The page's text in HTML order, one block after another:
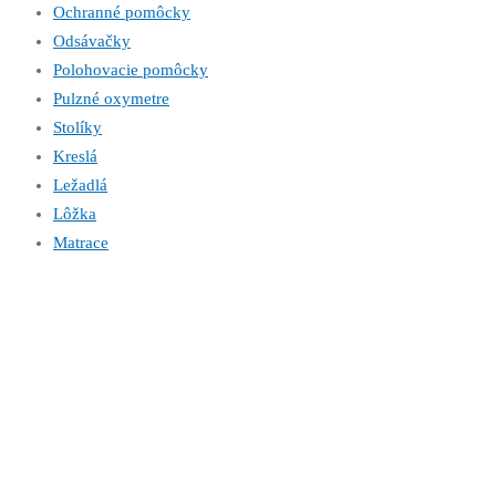
Ochranné pomôcky
Odsávačky
Polohovacie pomôcky
Pulzné oxymetre
Stolíky
Kreslá
Ležadlá
Lôžka
Matrace